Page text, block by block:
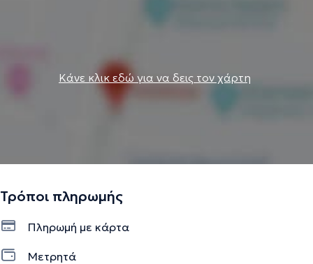
Κάνε κλικ εδώ για να δεις τον χάρτη
Τρόποι πληρωμής
Πληρωμή με κάρτα
Μετρητά